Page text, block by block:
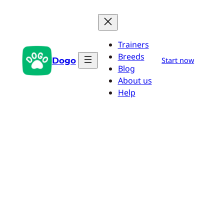
Dogo
Trainers
Breeds
Blog
About us
Help
Start now